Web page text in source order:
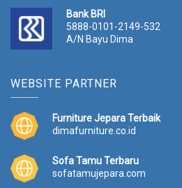
Bank BRI
5888-0101-2149-532
A/N Bayu Dima
WEBSITE PARTNER
Furniture Jepara Terbaik
dimafurniture.co.id
Sofa Tamu Terbaru
sofatamujepara.com